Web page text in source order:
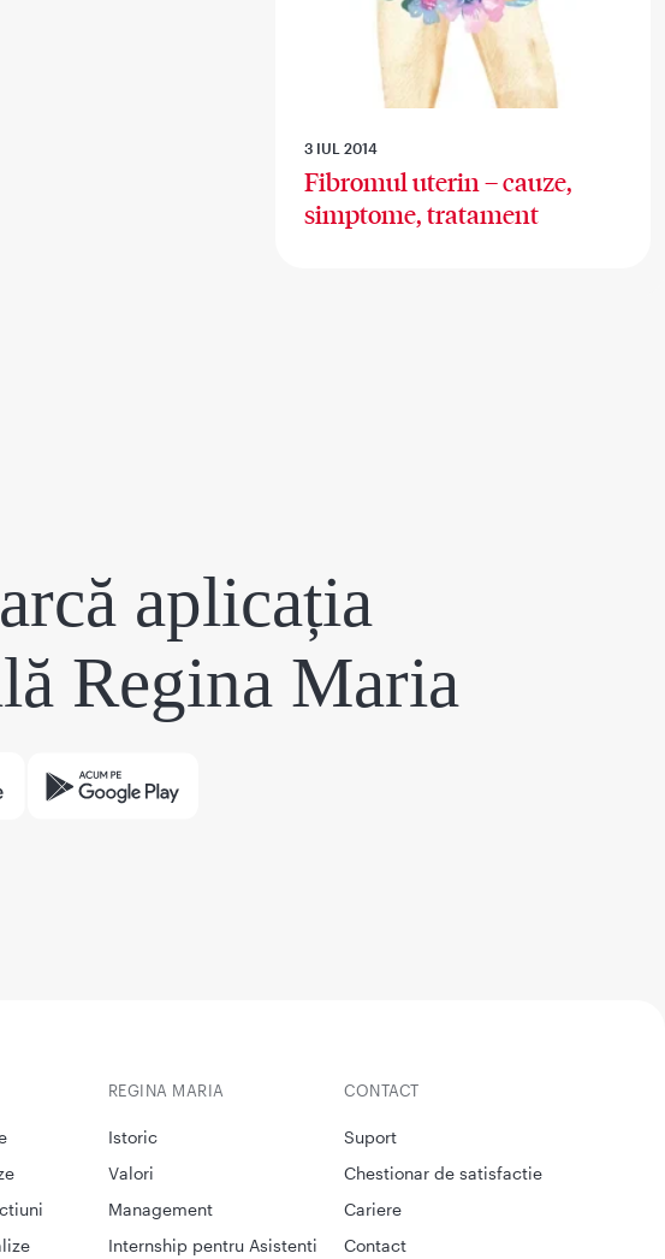
3 IUL 2014
Fibromul uterin – cauze,
simptome, tratament
aplicația
Regina Maria
CONTACT
Suport
Chestionar de satisfactie
Cariere
Contact
REGINA MARIA
Istoric
Valori
Management
Internship pentru Asistenti